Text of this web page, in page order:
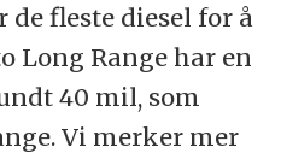
de fleste diesel for å
Long Range har en
40 mil, som
Vi merker mer